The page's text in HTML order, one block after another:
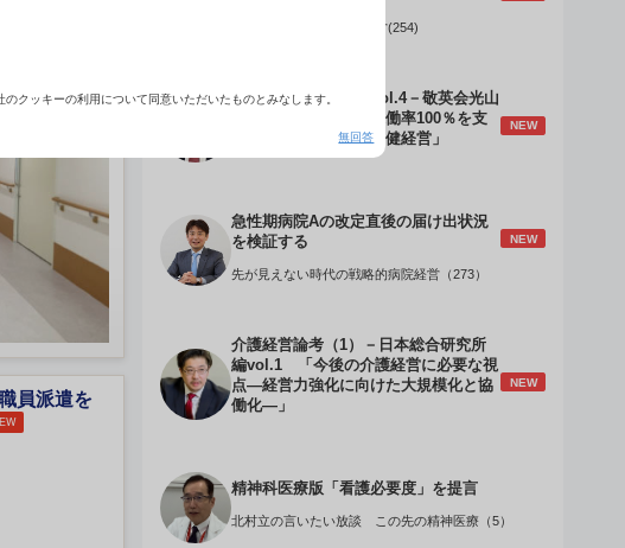
員派遣を
データで読み解く病院経営(254)
介護経営のデザインVol.4－敬英会光山
誠理事長 「驚異の稼働率100％を支
える『顧客目線』の老健経営」
NEW
急性期病院Aの改定直後の届け出状況
を検証する
NEW
先が見えない時代の戦略的病院経営（273）
介護経営論考（1）－日本総合研究所
編vol.1 「今後の介護経営に必要な視
点―経営力強化に向けた大規模化と協
働化―」
NEW
精神科医療版「看護必要度」を提言
北村立の言いたい放談 この先の精神医療（5）
クッキーの利用について同意いただいたものとみなします。
無回答